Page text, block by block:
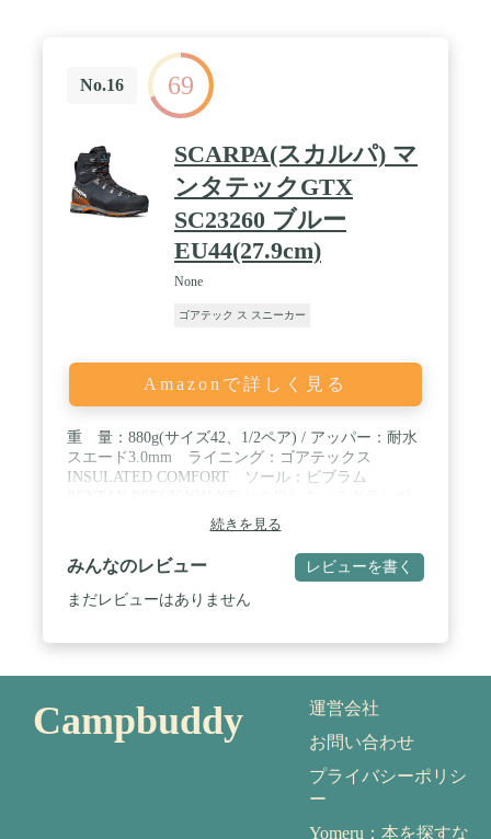
No.16 69
SCARPA(スカルパ) マ
ンタテックGTX
SC23260 ブルー
EU44(27.9cm)
None
ゴアテック ス スニーカー
Amazonで詳しく見る
重 量：880g(サイズ42、1/2ペア) / アッパー：耐水
スエード3.0mm ライニング：ゴアテックス
INSULATED COMFORT ソール：ビブラム
ン対応) / サイズ：36=23.1cm、37=23.7cm、
38=24.3cm、39=24.9cm、40=25.5cm、41=26.1cm、
42=26.7cm、43=27.3cm、44=27.9cm、45=28.5cm ※
サイズは靴の実寸です。実際には0.5～1.0cm程の余
裕が必要ですが、個人の足形やソックスの厚さによ
は次の通りとなります。 ◎選択サイズ：25.5cm =
EUR41(26.1cm)、◎選択サイズ：26.5cm =
EUR42(26.7cm)、◎選択サイズ：27.5cm =
EUR43(27.3cm)、◎選択サイズ：28.0cm =
EUR44(27.9cm)、◎選択サイズ：28.5cm =
続きを見る
みんなのレビュー レビューを書く
まだレビューはありません
Campbuddy
運営会社
お問い合わせ
プライバシーポリシ
ー
Yomeru：本を探すな